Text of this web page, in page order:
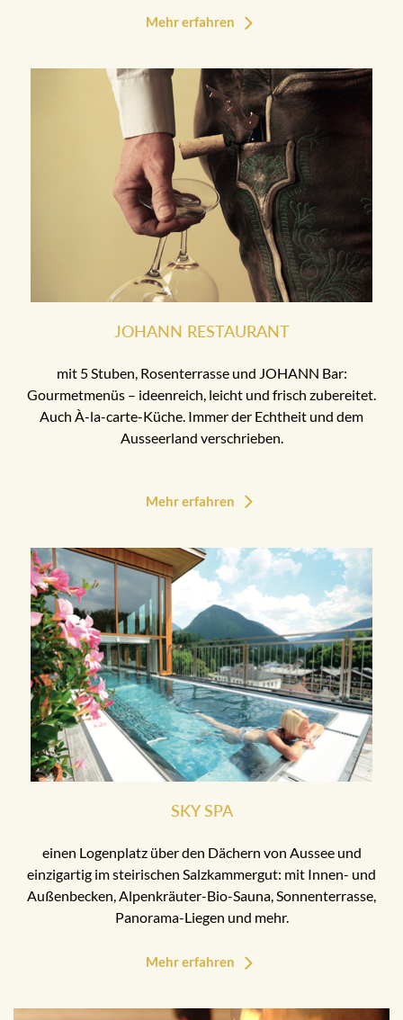
Mehr erfahren
JOHANN RESTAURANT
mit 5 Stuben, Rosenterrasse und JOHANN Bar:
Gourmetmenüs – ideenreich, leicht und frisch zubereitet.
Auch À-la-carte-Küche. Immer der Echtheit und dem
Ausseerland verschrieben.
Mehr erfahren
SKY SPA
einen Logenplatz über den Dächern von Aussee und
einzigartig im steirischen Salzkammergut: mit Innen- und
Außenbecken, Alpenkräuter-Bio-Sauna, Sonnenterrasse,
Panorama-Liegen und mehr.
Mehr erfahren